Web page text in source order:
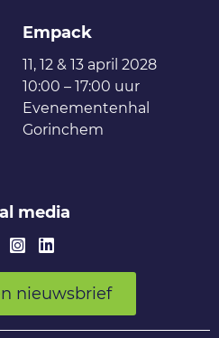
Empack
11, 12 & 13 april 2028
10:00 – 17:00 uur
Evenementenhal
Gorinchem
media
nieuwsbrief